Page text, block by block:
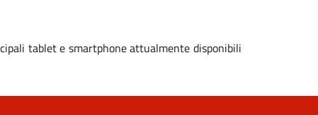
tablet e smartphone attualmente disponibili